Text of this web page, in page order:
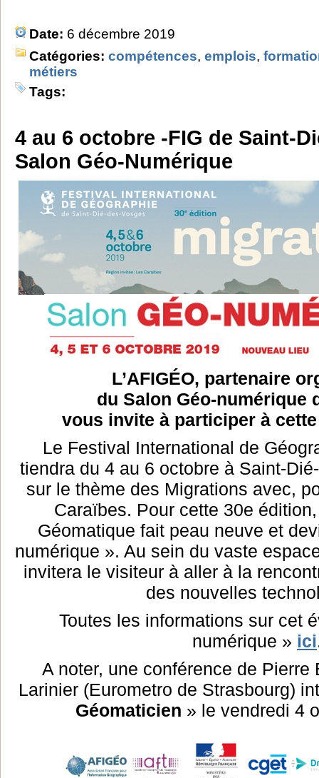
Date: 6 décembre 2019
Catégories: compétences, emplois,
métiers
Tags:
4 au 6 octobre -FIG de Saint-
Salon Géo-Numérique
L’AFIGÉO, partenaire
du Salon Géo-numérique
vous invite à participer à
Le Festival International de
tiendra du 4 au 6 octobre à Saint-
sur le thème des Migrations avec,
Caraïbes. Pour cette 30e
Géomatique fait peau neuve et
numérique ». Au sein du vaste
invitera le visiteur à aller à la
des nouvelles
Toutes les informations sur cet
numérique » ici
A noter, une conférence de Pierre
Larinier (Eurometro de Strasbourg)
Géomaticien » le vendredi 4